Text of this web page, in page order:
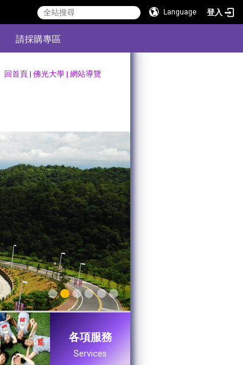
Language 登入
請採購專區
回首頁| 佛光大學| 網站導覽
各項服務
Services